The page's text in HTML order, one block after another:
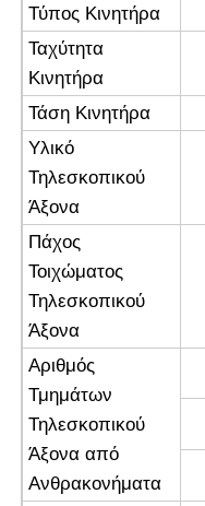
Τύπος Κινητήρα
Ταχύτητα
Κινητήρα
Τάση Κινητήρα
Υλικό
Τηλεσκοπικού
Άξονα
Πάχος
Τοιχώματος
Τηλεσκοπικού
Άξονα
Αριθμός
Τμημάτων
Τηλεσκοπικού
Άξονα από
Ανθρακονήματα